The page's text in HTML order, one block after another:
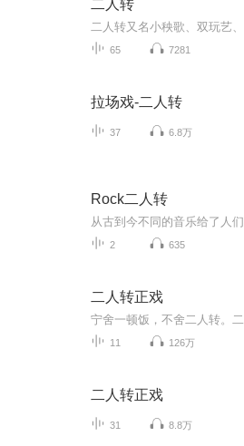
二人转
65 7281
拉场戏-二人转
37 6.8万
Rock二人转
2 635
二人转正戏
11 126万
二人转正戏
31 8.8万